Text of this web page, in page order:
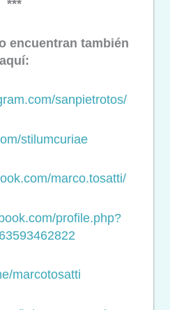
***
encuentran también
aquí:
sanpietrotos/
stilumcuriae
marco.tosatti/
profile.php?
marcotosatti